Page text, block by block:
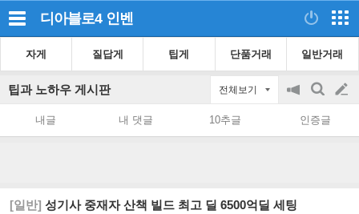
디아블로4 인벤
자게 질답게 팁게 단품거래 일반거래
팁과 노하우 게시판 전체보기
공
on/off
검
색
글
쓰
내글 내 댓글 10추글 인증글
[일반] 성기사 중재자 산책 빌드 최고 딜 6500억딜 세팅